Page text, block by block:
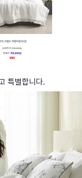
특별합니다.